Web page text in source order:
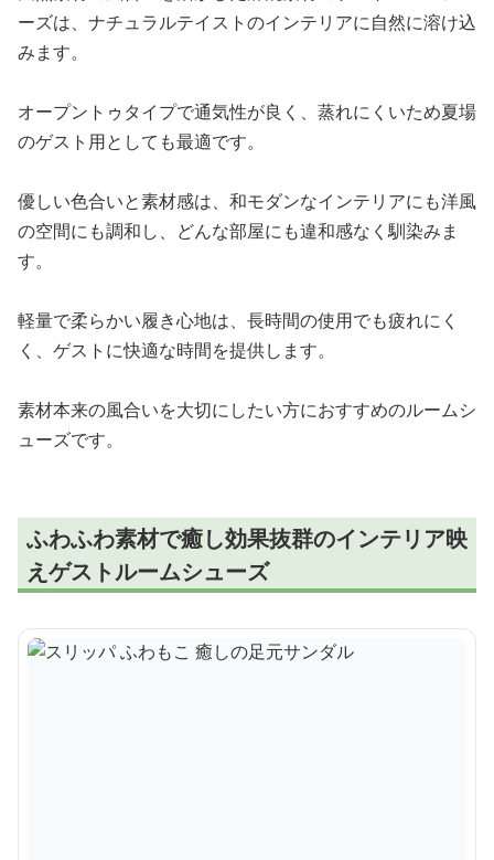
ーズは、ナチュラルテイストのインテリアに自然に溶け込
みます。
オープントゥタイプで通気性が良く、蒸れにくいため夏場
のゲスト用としても最適です。
優しい色合いと素材感は、和モダンなインテリアにも洋風
の空間にも調和し、どんな部屋にも違和感なく馴染みま
す。
軽量で柔らかい履き心地は、長時間の使用でも疲れにく
く、ゲストに快適な時間を提供します。
素材本来の風合いを大切にしたい方におすすめのルームシ
ューズです。
ふわふわ素材で癒し効果抜群のインテリア映
えゲストルームシューズ